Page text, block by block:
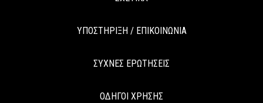
ΥΠΟΣΤΗΡΙΞΗ / ΕΠΙΚΟΙΝΩΝΙΑ
ΣΥΧΝΕΣ ΕΡΩΤΗΣΕΙΣ
ΟΔΗΓΟΙ ΧΡΗΣΗΣ